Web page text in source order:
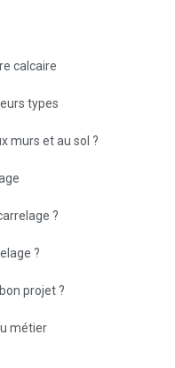
calcaire
types
murs et au sol ?
?
?
projet ?
métier